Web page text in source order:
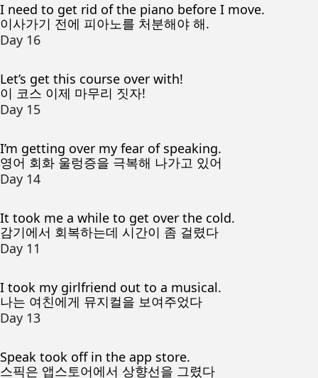
I need to get rid of the piano before I move.
이사가기 전에 피아노를 처분해야 해.
Day 16
Let’s get this course over with!
이 코스 이제 마무리 짓자!
Day 15
I’m getting over my fear of speaking.
영어 회화 울렁증을 극복해 나가고 있어
Day 14
It took me a while to get over the cold.
감기에서 회복하는데 시간이 좀 걸렸다
Day 11
I took my girlfriend out to a musical.
나는 여친에게 뮤지컬을 보여주었다
Day 13
Speak took off in the app store.
스픽은 앱스토어에서 상향선을 그렸다